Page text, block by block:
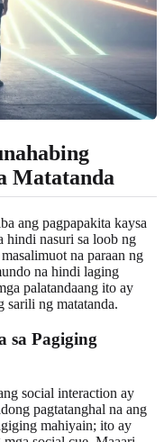
Matatanda
ang pagpapakita kaysa
hindi nasuri sa loob ng
na paraan ng
na hindi laging
palatandaang ito ay
sarili ng matatanda.
sa Pagiging
social interaction ay
pagtatanghal na ang
mahiyain; ito ay